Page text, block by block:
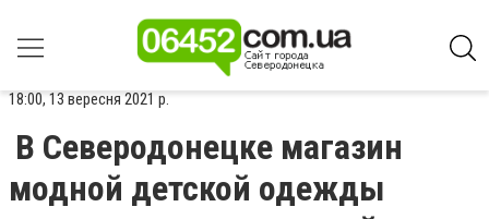
18:00, 13 вересня 2021 р.
В Северодонецке магазин
модной детской одежды